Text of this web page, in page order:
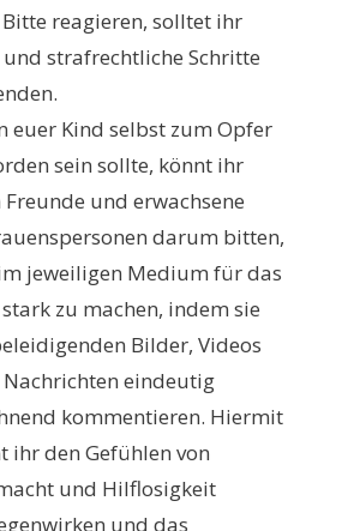
reagieren, solltet ihr
strafrechtliche Schritte
euer Kind selbst zum Opfer
sein sollte, könnt ihr
Freunde und erwachsene
darum bitten,
jeweiligen Medium für das
zu machen, indem sie
Bilder, Videos
eindeutig
kommentieren. Hiermit
ihr den Gefühlen von
und Hilflosigkeit
und das